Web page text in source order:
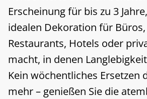
Erscheinung für bis zu 3
idealen Dekoration für Büros,
Restaurants, Hotels oder
macht, in denen
Kein wöchentliches Ersetzen
mehr – genießen Sie die